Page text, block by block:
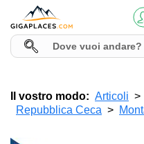
Il vostro modo: Articoli
Repubblica Ceca